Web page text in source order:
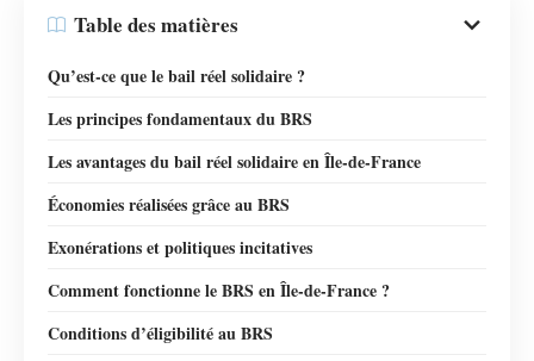
Table des matières
Qu’est-ce que le bail réel solidaire ?
Les principes fondamentaux du BRS
Les avantages du bail réel solidaire en Île-de-France
Économies réalisées grâce au BRS
Exonérations et politiques incitatives
Comment fonctionne le BRS en Île-de-France ?
Conditions d’éligibilité au BRS